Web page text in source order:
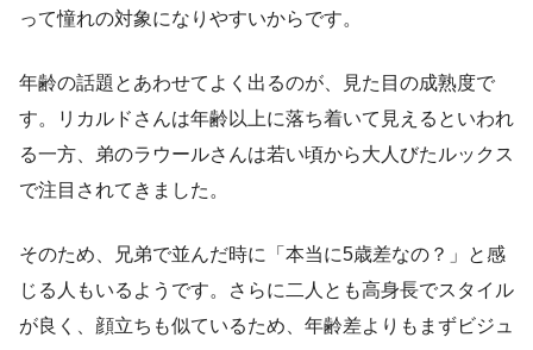
って憧れの対象になりやすいからです。
年齢の話題とあわせてよく出るのが、見た目の成熟度で
す。リカルドさんは年齢以上に落ち着いて見えるといわれ
る一方、弟のラウールさんは若い頃から大人びたルックス
で注目されてきました。
そのため、兄弟で並んだ時に「本当に5歳差なの？」と感
じる人もいるようです。さらに二人とも高身長でスタイル
が良く、顔立ちも似ているため、年齢差よりもまずビジュ